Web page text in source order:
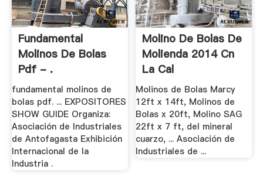
Fundamental
Molinos De Bolas
Pdf - .
fundamental molinos de
bolas pdf. ... EXPOSITORES
SHOW GUIDE Organiza:
Asociación de Industriales
de Antofagasta Exhibición
Internacional de la
Industria .
Molino De Bolas De
Molienda 2014 Cn
La Cal
Molinos de Bolas Marcy
12ft x 14ft, Molinos de
Bolas x 20ft, Molino SAG
22ft x 7 ft, del mineral
cuarzo, ... Asociación de
Industriales de ...